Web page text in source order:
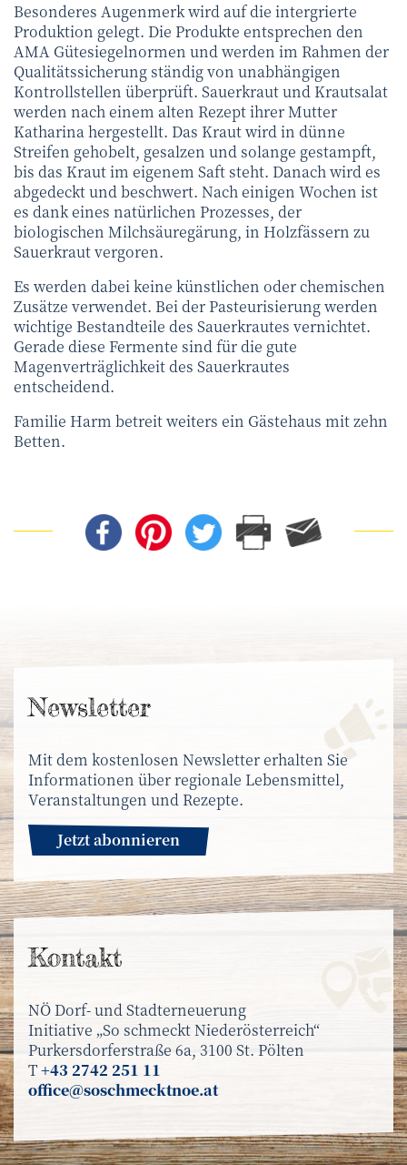
Besonderes Augenmerk wird auf die intergrierte
Produktion gelegt. Die Produkte entsprechen den
AMA Gütesiegelnormen und werden im Rahmen der
Qualitätssicherung ständig von unabhängigen
Kontrollstellen überprüft. Sauerkraut und Krautsalat
werden nach einem alten Rezept ihrer Mutter
Katharina hergestellt. Das Kraut wird in dünne
Streifen gehobelt, gesalzen und solange gestampft,
bis das Kraut im eigenem Saft steht. Danach wird es
abgedeckt und beschwert. Nach einigen Wochen ist
es dank eines natürlichen Prozesses, der
biologischen Milchsäuregärung, in Holzfässern zu
Sauerkraut vergoren.
Es werden dabei keine künstlichen oder chemischen
Zusätze verwendet. Bei der Pasteurisierung werden
wichtige Bestandteile des Sauerkrautes vernichtet.
Gerade diese Fermente sind für die gute
Magenverträglichkeit des Sauerkrautes
entscheidend.
Familie Harm betreit weiters ein Gästehaus mit zehn
Betten.
News­letter
Mit dem kostenlosen Newsletter erhalten Sie
Informationen über regionale Lebensmittel,
Veranstaltungen und Rezepte.
Jetzt abonnieren
Kontakt
NÖ Dorf- und Stadterneuerung
Initiative „So schmeckt Niederösterreich“
Purkersdorferstraße 6a, 3100 St. Pölten
T+43 2742 251 11
office@soschmecktnoe.at